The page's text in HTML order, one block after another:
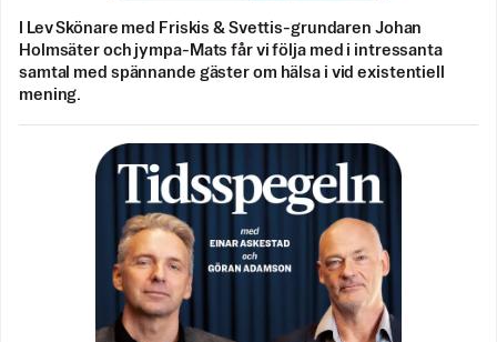
I Lev Skönare med Friskis & Svettis-grundaren Johan
Holmsäter och jympa-Mats får vi följa med i intressanta
samtal med spännande gäster om hälsa i vid existentiell
mening.